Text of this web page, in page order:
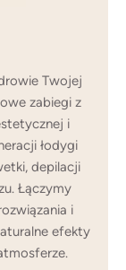
Twojej
zabiegi z
i
łodygi
depilacji
Łączymy
i
efekty